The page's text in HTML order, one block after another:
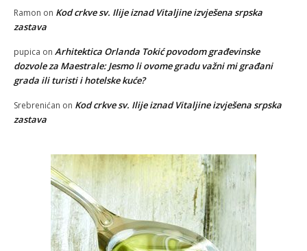
Ramon on Kod crkve sv. Ilije iznad Vitaljine izvješena srpska
zastava
pupica on Arhitektica Orlanda Tokić povodom građevinske
dozvole za Maestrale: Jesmo li ovome gradu važni mi građani
grada ili turisti i hotelske kuće?
Srebrenićan on Kod crkve sv. Ilije iznad Vitaljine izvješena srpska
zastava